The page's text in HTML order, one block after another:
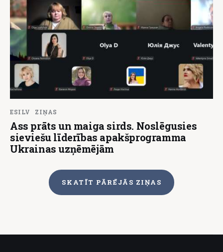
ESILV ZIŅAS
Ass prāts un maiga sirds. Noslēgusies
sieviešu līderības apakšprogramma
Ukrainas uzņēmējām
SKATĪT PĀRĒJĀS ZIŅAS